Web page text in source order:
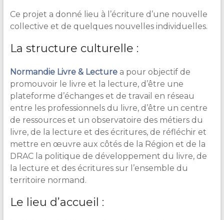
Ce projet a donné lieu à l’écriture d’une nouvelle
collective et de quelques nouvelles individuelles.
La structure culturelle :
Normandie Livre & Lecturea pour objectif de
promouvoir le livre et la lecture, d’être une
plateforme d’échanges et de travail en réseau
entre les professionnels du livre, d’être un centre
de ressources et un observatoire des métiers du
livre, de la lecture et des écritures, de réfléchir et
mettre en œuvre aux côtés de la Région et de la
DRAC la politique de développement du livre, de
la lecture et des écritures sur l’ensemble du
territoire normand.
Le lieu d’accueil :